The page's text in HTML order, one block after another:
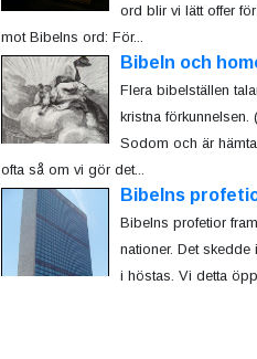
ord blir vi lätt offer
mot Bibelns ord: För...
Bibeln och
Flera bibelställen
kristna förkunnelsen.
Sodom och är
ofta så om vi gör det...
Bibelns
Bibelns profetior
nationer. Det
i höstas. Vi detta